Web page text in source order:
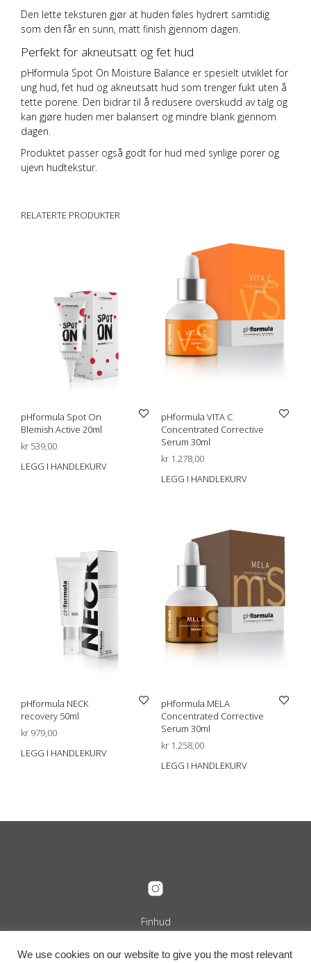
Den lette teksturen gjør at huden føles hydrert samtidig
som den får en sunn, matt finish gjennom dagen.
Perfekt for akneutsatt og fet hud
pHformula Spot On Moisture Balance er spesielt utviklet for
ung hud, fet hud og akneutsatt hud som trenger fukt uten å
tette porene. Den bidrar til å redusere overskudd av talg og
kan gjøre huden mer balansert og mindre blank gjennom
dagen.
Produktet passer også godt for hud med synlige porer og
ujevn hudtekstur.
RELATERTE PRODUKTER
pHformula Spot On
Blemish Active 20ml
kr 539,00
LEGG I HANDLEKURV
pHformula VITA C
Concentrated Corrective
Serum 30ml
kr1.278,00
LEGG I HANDLEKURV
pHformula NECK
recovery 50ml
kr 979,00
LEGG I HANDLEKURV
pHformula MELA
Concentrated Corrective
Serum 30ml
kr1.258,00
LEGG I HANDLEKURV
Finhud
+47 916 29 322
We use cookies on our website to give you the most relevant